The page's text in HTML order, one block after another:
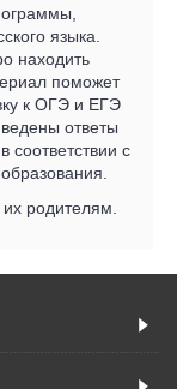
языка.
находить
поможет
к ОГЭ и ЕГЭ
ответы
соответствии с
родителям.